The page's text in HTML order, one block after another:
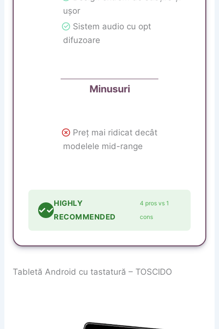
ușor
Sistem audio cu opt
difuzoare
Minusuri
Preț mai ridicat decât
modelele mid-range
✓✓
HIGHLY
RECOMMENDED
4 pros vs 1
cons
Tabletă Android cu tastatură – TOSCIDO